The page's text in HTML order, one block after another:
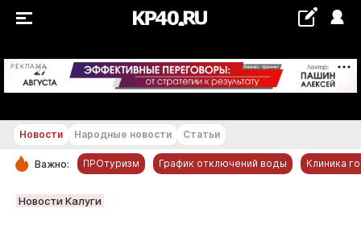
РЕКЛАМА +18...+19 °С
РУБРИКИ
Новости Народные новости Статьи
Важно: ПРОтуризм График отключений воды Клиника
Новости Калуги